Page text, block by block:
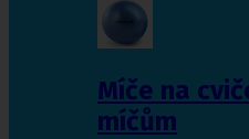
Míče na
míčům